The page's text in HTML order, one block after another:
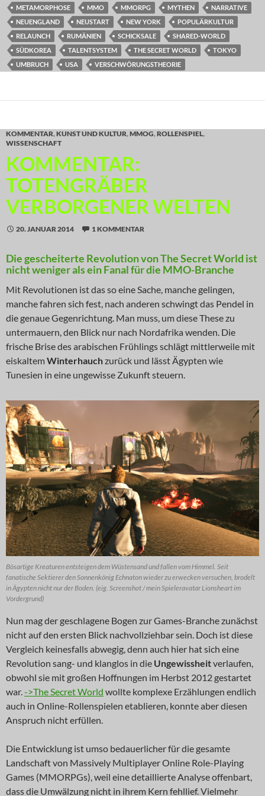
METAMORPHOSE MMO MMORPG MYTHEN
NARRATIVE
NEUENGLAND
NEUSTART NEW YORK
POPULÄRKULTUR
RELAUNCH
RUMÄNIEN SCHICKSALE
SHARED-WORLD
SÜDKOREA
TALENTSYSTEM THE SECRET WORLD
TOKYO
UMBRUCH
USA VERSCHWÖRUNGSTHEORIE
KOMMENTAR,KUNST UND KULTUR,MMOG,ROLLENSPIEL,
WISSENSCHAFT
KOMMENTAR:
TOTENGRÄBER
VERBORGENER WELTEN
20. JANUAR 2014 1 KOMMENTAR
Die gescheiterte Revolution von The Secret World ist
nicht weniger als ein Fanal für die MMO-Branche
Mit Revolutionen ist das so eine Sache, manche gelingen,
manche fahren sich fest, nach anderen schwingt das Pendel in
die genaue Gegenrichtung. Man muss, um diese These zu
untermauern, den Blick nur nach Nordafrika wenden. Die
frische Brise des arabischen Frühlings schlägt mittlerweile mit
eiskaltemWinterhauchzurück und lässt Ägypten wie
Tunesien in eine ungewisse Zukunft steuern.
Bösartige Kreaturen entsteigen dem Wüstensand und fallen vom Himmel. Seit
fanatische Sektierer den Sonnenkönig Echnaton wieder zu erwecken versuchen, brodelt
in Ägypten nicht nur der Boden. (eig. Screenshot / mein Spieleravatar Lionsheart im
Vordergrund)
Nun mag der geschlagene Bogen zur Games-Branche zunächst
nicht auf den ersten Blick nachvollziehbar sein. Doch ist diese
Vergleich keinesfalls abwegig, denn auch hier hat sich eine
Revolution sang- und klanglos in die Ungewissheitverlaufen,
obwohl sie mit großen Hoffnungen im Herbst 2012 gestartet
war. ->The Secret World wollte komplexe Erzählungen endlich
auch in Online-Rollenspielen etablieren, konnte aber diesen
Anspruch nicht erfüllen.
Die Entwicklung ist umso bedauerlicher für die gesamte
Landschaft von Massively Multiplayer Online Role-Playing
Games (MMORPGs), weil eine detaillierte Analyse offenbart,
dass die Umwälzung nicht in ihrem Kern fehllief. Vielmehr